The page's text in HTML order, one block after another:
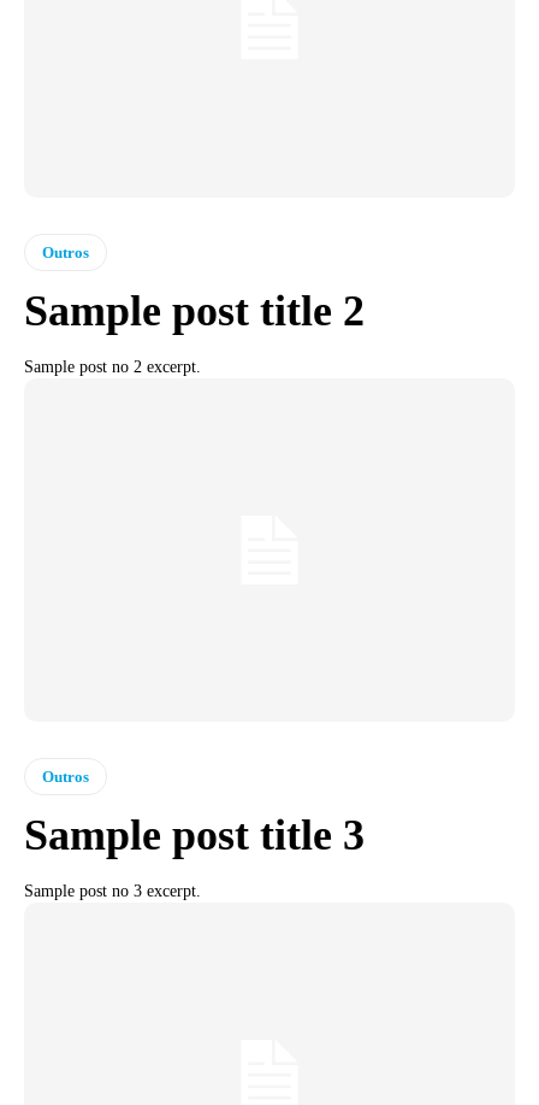
Outros
Sample post title 2
Sample post no 2 excerpt.
Outros
Sample post title 3
Sample post no 3 excerpt.